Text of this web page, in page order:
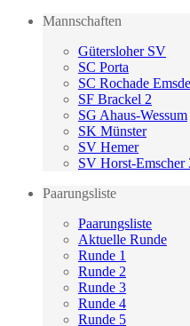
Mannschaften
Gütersloher SV
SC Porta
SC Rochade
SF Brackel 2
SG Ahaus-Wessum
SK Münster
SV Hemer
SV Horst-Emscher
Paarungsliste
Paarungsliste
Aktuelle Runde
Runde 1
Runde 2
Runde 3
Runde 4
Runde 5